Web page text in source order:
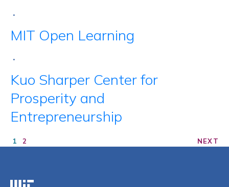
•
MIT Open Learning
•
Kuo Sharper Center for
Prosperity and
Entrepreneurship
1 2 NEXT